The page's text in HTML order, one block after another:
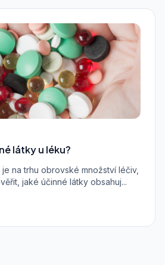
látky u léku?
na trhu obrovské množství léčiv,
jaké účinné látky obsahuj...